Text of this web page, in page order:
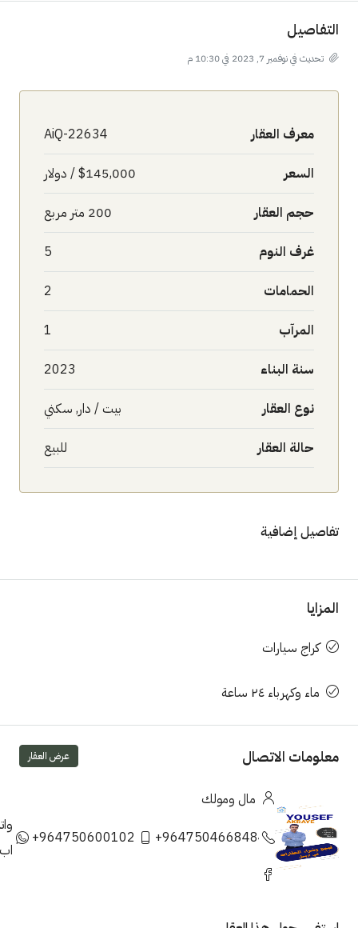
تحديث في نوفمبر 7, 2023 في 10:30 م
معرف العقار AiQ-22634
السعر $145,000 / دولار
حجم العقار
غرف النوم
الحمامات
المرآب
سنة البناء 2023
نوع العقار بيت / دار, سكني
حالة العقار
إضافية
كراج سيارات
ماء وكهرباء ٢٤ ساعة
الاتصال عرض العقار
مال ومولك
+9647504668484
+9647506001023